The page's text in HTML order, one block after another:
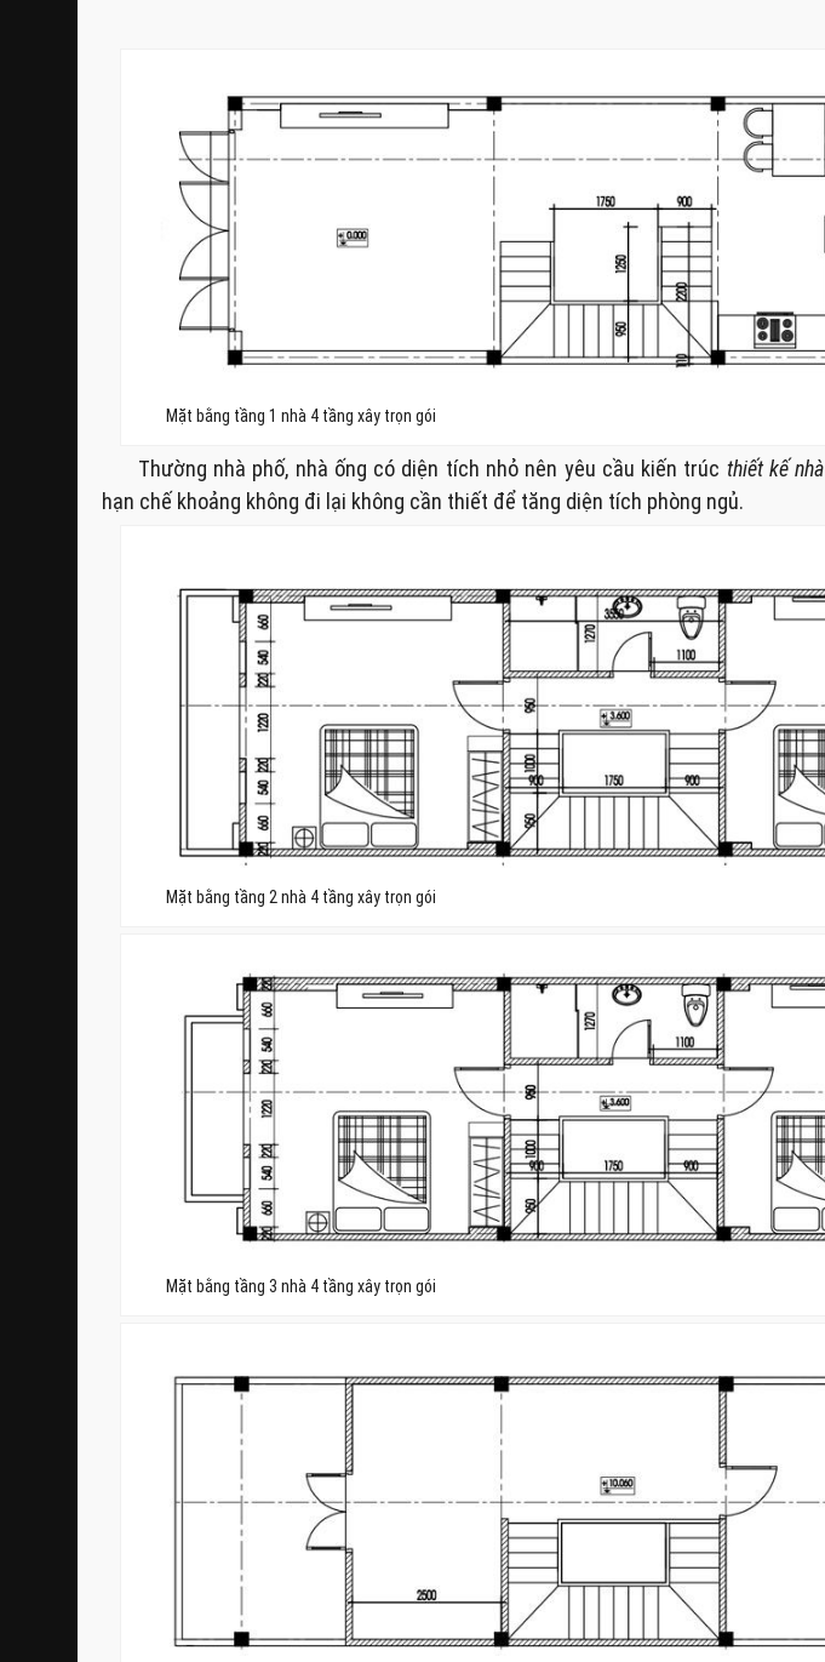
Mặt bằng tầng 1 nhà 4 tầng xây trọn gói
Thường nhà phố, nhà ống có diện tích nhỏ nên yêu cầu kiến trúc thiết kế nhà
hạn chế khoảng không đi lại không cần thiết để tăng diện tích phòng ngủ.
Mặt bằng tầng 2 nhà 4 tầng xây trọn gói
Mặt bằng tầng 3 nhà 4 tầng xây trọn gói